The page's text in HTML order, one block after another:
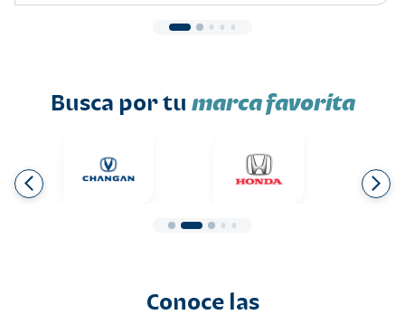
Busca por tu marca favorita
Conoce las